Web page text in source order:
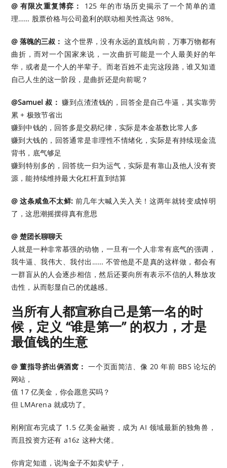
@ 有限次重复博弈：
125 年的市场历史揭示了一个简单的道
理…… 股票价格与公司盈利的联动相关性高达 98%。 ​​​
@ 落魄的三叔： 这个世界，没有永远的直线向前，万事万物都有
曲折，而对一个国家来说，一次曲折可能是一个人最美好的年
华，或者是一个人的半辈子。而老百姓不走完这段路，谁又知道
自己人生的这一阶段，是曲折还是向前呢？
@Samuel 叔： 赚到点渣渣钱的，回答全是自己牛逼，其实靠劳
累 + 极致节省出
赚到中钱的，回答多是交易纪律，实际是本金基数比常人多
赚到大钱的，回答通常是非理性不情绪化，实际是有持续现金流
背书，底气够足
赚到特别多的，回答统一归为运气，实际是有靠山及他人没有资
源，能持续维持最大化杠杆直到结算 ​​​
@ 这条咸鱼不太鲜: 前几年大喊入关入关！这两年就转变成悼明
了，这思潮摇摆得真有意思
@ 楚团长聊聊天
人就是一种非常慕强的动物，一旦有一个人非常有底气的强调，
我牛逼、我伟大、我付出…… 不管他是不是真的这样做，都会有
一群盲从的人会逐步相信，然后还要向所有表示不信的人释放攻
击性，从而彰显自己的优越感。
当所有人都宣称自己是第一名的时
候，定义 “谁是第一” 的权力，才是
最值钱的生意
@ 董指导挤出俩酒窝： 一个页面简洁、像 20 年前 BBS 论坛的
网站，
值 17 亿美金，你会愿意买吗？
但 LMArena 就成功了。
刚刚宣布完成了 1.5 亿美金融资，成为 AI 领域最新的独角兽，
而且投资方还有 a16z 这种大佬。
你肯定知道，说淘金子不如卖铲子，